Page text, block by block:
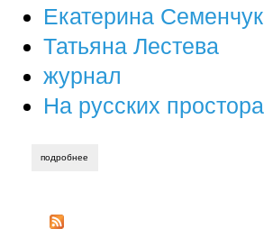
Екатерина Семенчук
Татьяна Лестева
журнал
На русских
подробнее